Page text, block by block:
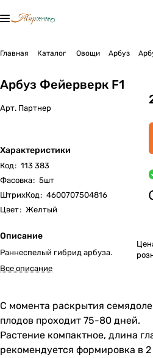
Главная Каталог Овощи Арбуз
Арбуз Фейерверк F1
Арт. Партнер
Характеристики
Код: 113 383
Фасовка: 5шт
ШтрихКод: 4600707504816
Цвет: Желтый
Описание
Раннеспелый гибрид арбуза.
Все описание
С момента раскрытия
плодов проходит 75-80 дней.
Растение компактное, длина
рекомендуется формировка в 2